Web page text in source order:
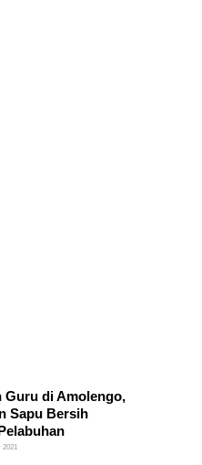
Guru di Amolengo,
Sapu Bersih
2021